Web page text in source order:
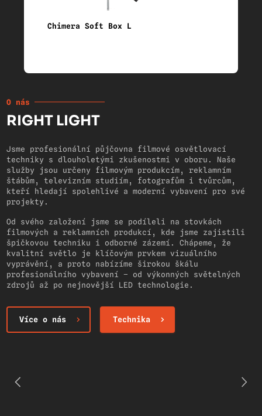
Chimera Soft Box L
O nás
RIGHT LIGHT
Jsme profesionální půjčovna filmové osvětlovací
techniky s dlouholetými zkušenostmi v oboru. Naše
služby jsou určeny filmovým produkcím, reklamním
štábům, televizním studiím, fotografům i tvůrcům,
kteří hledají spolehlivé a moderní vybavení pro své
projekty.
Od svého založení jsme se podíleli na stovkách
filmových a reklamních produkcí, kde jsme zajistili
špičkovou techniku i odborné zázemí. Chápeme, že
kvalitní světlo je klíčovým prvkem vizuálního
vyprávění, a proto nabízíme širokou škálu
profesionálního vybavení – od výkonných světelných
zdrojů až po nejnovější LED technologie.
Více o nás Technika